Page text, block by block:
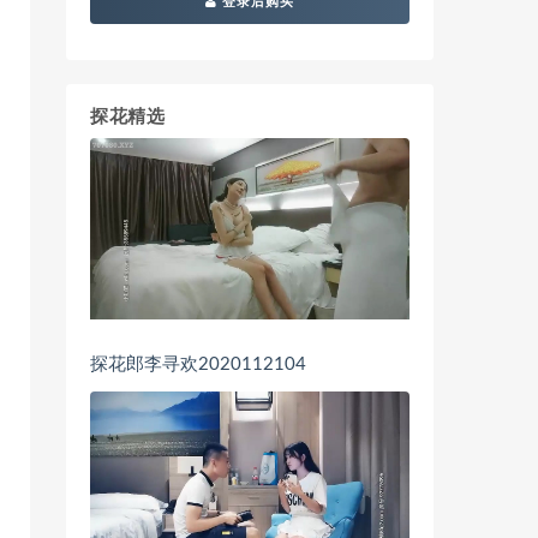
探花精选
探花郎李寻欢2020112104